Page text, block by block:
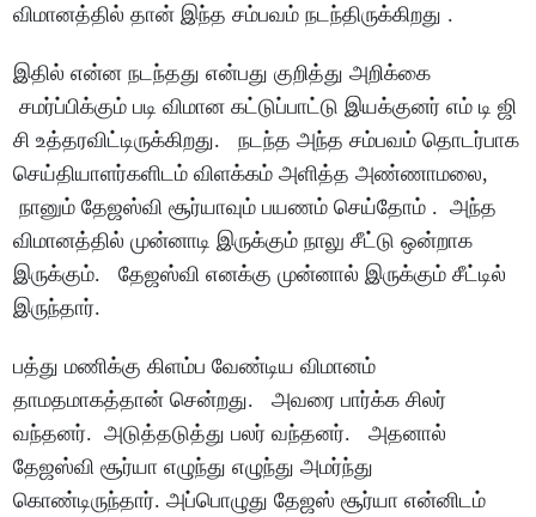
விமானத்தில் தான் இந்த சம்பவம் நடந்திருக்கிறது .
இதில் என்ன நடந்தது என்பது குறித்து அறிக்கை
சமர்ப்பிக்கும் படி விமான கட்டுப்பாட்டு இயக்குனர் எம் டி ஜி
சி உத்தரவிட்டிருக்கிறது. நடந்த அந்த சம்பவம் தொடர்பாக
செய்தியாளர்களிடம் விளக்கம் அளித்த அண்ணாமலை,
நானும் தேஜஸ்வி சூர்யாவும் பயணம் செய்தோம் . அந்த
விமானத்தில் முன்னாடி இருக்கும் நாலு சீட்டு ஒன்றாக
இருக்கும். தேஜஸ்வி எனக்கு முன்னால் இருக்கும் சீட்டில்
இருந்தார்.
பத்து மணிக்கு கிளம்ப வேண்டிய விமானம்
தாமதமாகத்தான் சென்றது. அவரை பார்க்க சிலர்
வந்தனர். அடுத்தடுத்து பலர் வந்தனர். அதனால்
தேஜஸ்வி சூர்யா எழுந்து எழுந்து அமர்ந்து
கொண்டிருந்தார். அப்பொழுது தேஜஸ் சூர்யா என்னிடம்